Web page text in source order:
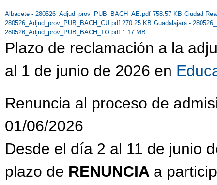
Albacete - 280526_Adjud_prov_PUB_BACH_AB.pdf 758.57 KB Ciudad
280526_Adjud_prov_PUB_BACH_CU.pdf 270.25 KB Guadalajara -
280526_Adjud_prov_PUB_BACH_TO.pdf 1.17 MB
Plazo de reclamación a la
al 1 de junio de 2026 en
Renuncia al proceso de
01/06/2026
Desde el día 2 al 11 de junio
plazo de RENUNCIA a